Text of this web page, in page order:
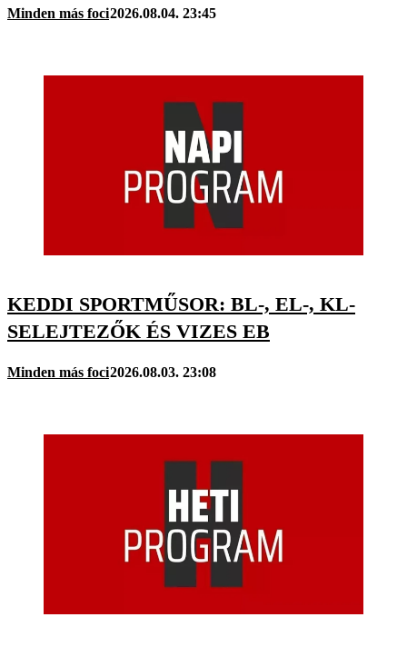
Minden más foci2026.08.04. 23:45
KEDDI SPORTMŰSOR: BL-, EL-, KL-
SELEJTEZŐK ÉS VIZES EB
Minden más foci2026.08.03. 23:08